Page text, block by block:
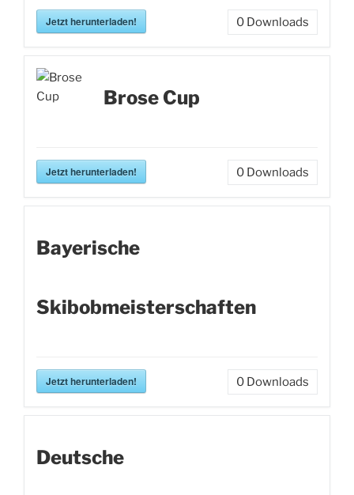
Jetzt herunterladen! 0 Downloads
Brose Cup
Jetzt herunterladen! 0 Downloads
Bayerische
Skibobmeisterschaften
Jetzt herunterladen! 0 Downloads
Deutsche